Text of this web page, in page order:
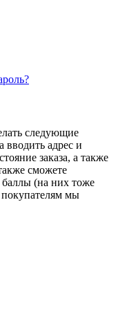
следующие
вводить адрес и
заказа, а также
сможете
(на них тоже
мы